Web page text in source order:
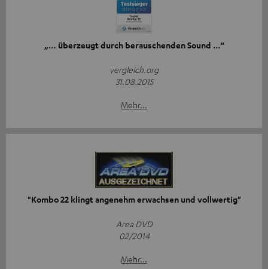
„… überzeugt durch berauschenden Sound …“
vergleich.org
31.08.2015
Mehr...
"Kombo 22 klingt angenehm erwachsen und vollwertig"
Area DVD
02/2014
Mehr...